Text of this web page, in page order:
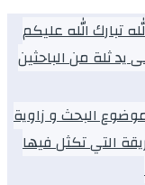
تبارك الله عليكم
ثلة من الباحثين
البحث و زاوية
التي تكثل فيها